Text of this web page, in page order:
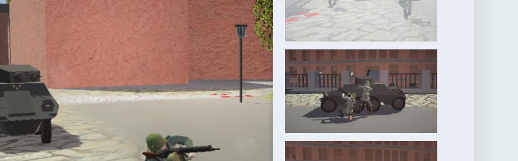
KINGDOM COME:
DELIVERANCE
бродилка
KENSHI
экшн